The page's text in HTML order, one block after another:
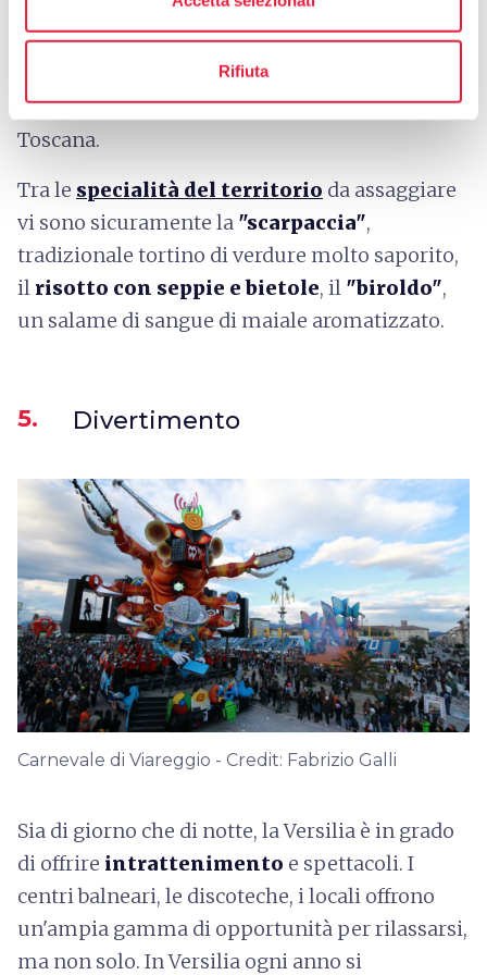
Rifiuta
I borghi medievali della Versilia, inoltre, si
Strada del Vino e dell'Olio
dove viene prodotto uno tra i migliori Doc della
Toscana.
Tra le specialità del territorio da assaggiare
vi sono sicuramente la "scarpaccia",
tradizionale tortino di verdure molto saporito,
il risotto con seppie e bietole, il "biroldo",
un salame di sangue di maiale aromatizzato.
5. Divertimento
Carnevale di Viareggio - Credit: Fabrizio Galli
Sia di giorno che di notte, la Versilia è in grado
di offrire intrattenimento e spettacoli. I
centri balneari, le discoteche, i locali offrono
un'ampia gamma di opportunità per rilassarsi,
ma non solo. In Versilia ogni anno si